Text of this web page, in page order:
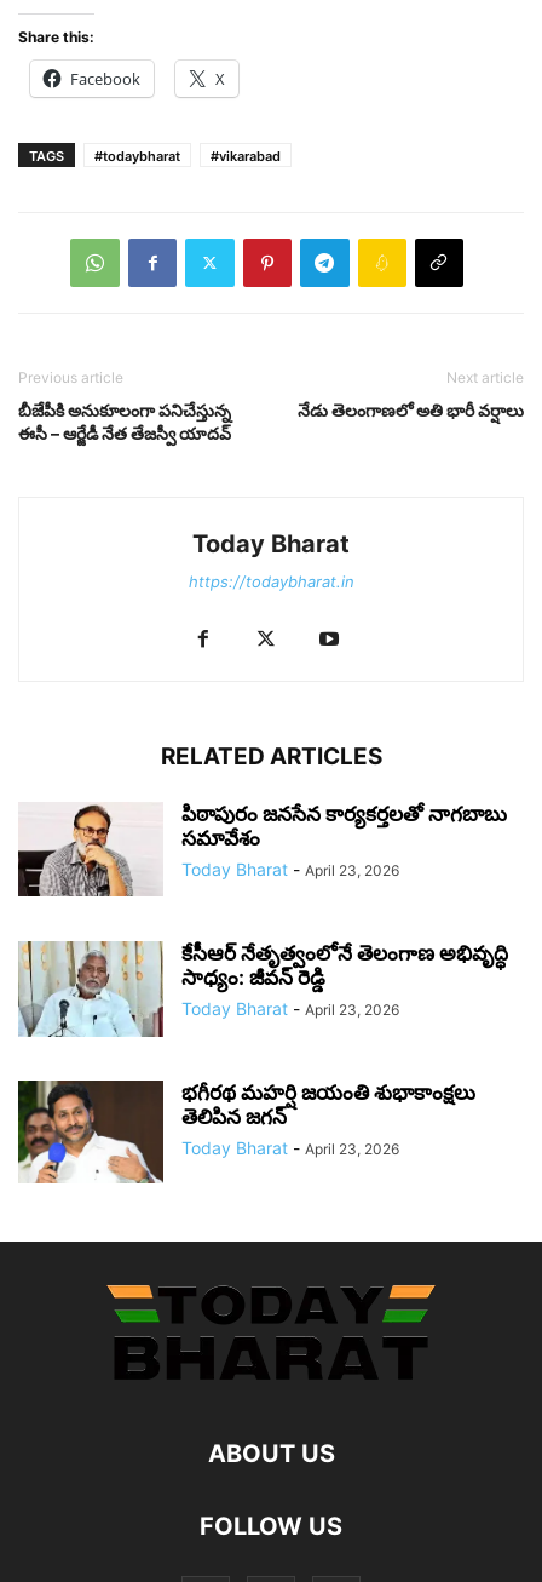
Share this:
Facebook X
TAGS #todaybharat #vikarabad
Previous article
బీజేపీకి అనుకూలంగా ప‌నిచేస్తున్న
ఈసీ – ఆర్జేడీ నేత తేజ‌స్వీ యాద‌వ్
Next article
నేడు తెలంగాణ‌లో అతి భారీ వ‌ర్షాలు
Today Bharat
https://todaybharat.in
RELATED ARTICLES
పిఠాపురం జనసేన కార్యకర్తలతో నాగబాబు
సమావేశం
Today Bharat - April 23, 2026
కేసీఆర్ నేతృత్వంలోనే తెలంగాణ అభివృద్ధి
సాధ్యం: జీవన్ రెడ్డి
Today Bharat - April 23, 2026
భగీరథ మహర్షి జయంతి శుభాకాంక్షలు
తెలిపిన జగన్‌
Today Bharat - April 23, 2026
ABOUT US
FOLLOW US